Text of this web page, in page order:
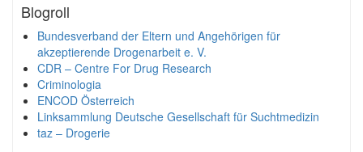
Blogroll
Bundesverband der Eltern und Angehörigen für
akzeptierende Drogenarbeit e. V.
CDR – Centre For Drug Research
Criminologia
ENCOD Österreich
Linksammlung Deutsche Gesellschaft für Suchtmedizin
taz – Drogerie